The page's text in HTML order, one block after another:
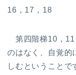
16，17，18
第四階梯10，11
のはなく、自覚
しむということ